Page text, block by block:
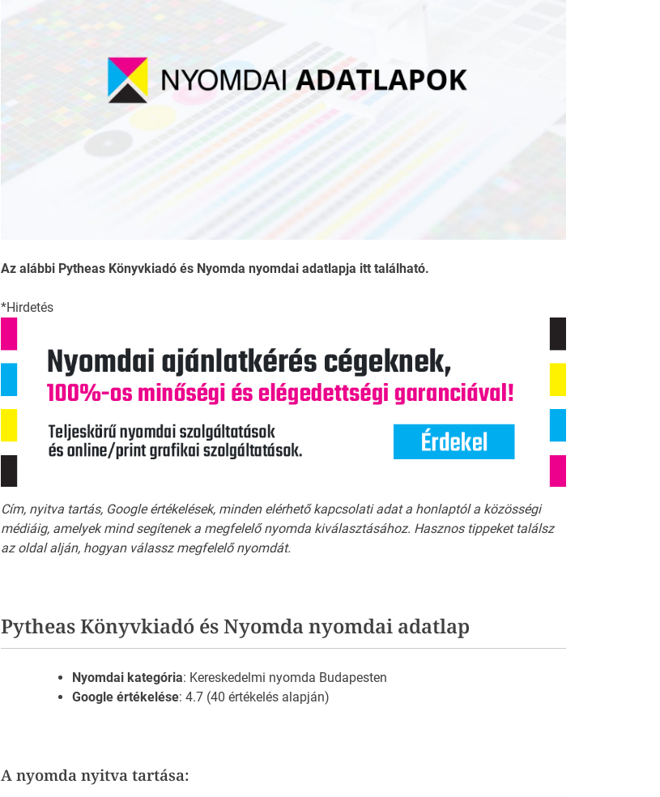
Az alábbi Pytheas Könyvkiadó és Nyomda nyomdai adatlapja itt található.
*Hirdetés
Cím, nyitva tartás, Google értékelések, minden elérhető kapcsolati adat a honlaptól a közösségi
médiáig, amelyek mind segítenek a megfelelő nyomda kiválasztásához. Hasznos tippeket találsz
az oldal alján, hogyan válassz megfelelő nyomdát.
Pytheas Könyvkiadó és Nyomda nyomdai adatlap
Nyomdai kategória: Kereskedelmi nyomda Budapesten
Google értékelése: 4.7 (40 értékelés alapján)
A nyomda nyitva tartása: